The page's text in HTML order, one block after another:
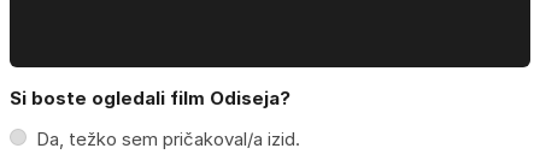
Si boste ogledali film Odiseja?
Da, težko sem pričakoval/a izid.